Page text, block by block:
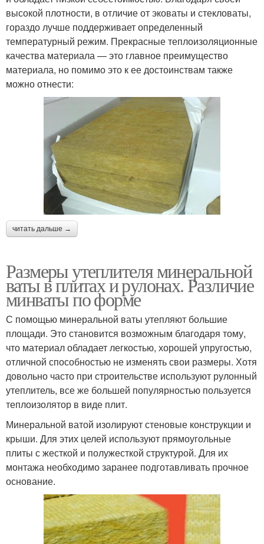
высокой плотности, в отличие от эковаты и стекловаты,
гораздо лучше поддерживает определенный
температурный режим. Прекрасные теплоизоляционные
качества материала — это главное преимущество
материала, но помимо это к ее достоинствам также
можно отнести:
читать дальше →
Размеры утеплителя минеральной
ваты в плитах и рулонах. Различие
минваты по форме
С помощью минеральной ваты утепляют большие
площади. Это становится возможным благодаря тому,
что материал обладает легкостью, хорошей упругостью,
отличной способностью не изменять свои размеры. Хотя
довольно часто при строительстве используют рулонный
утеплитель, все же большей популярностью пользуется
теплоизолятор в виде плит.
Минеральной ватой изолируют стеновые конструкции и
крыши. Для этих целей используют прямоугольные
плиты с жесткой и полужесткой структурой. Для их
монтажа необходимо заранее подготавливать прочное
основание.